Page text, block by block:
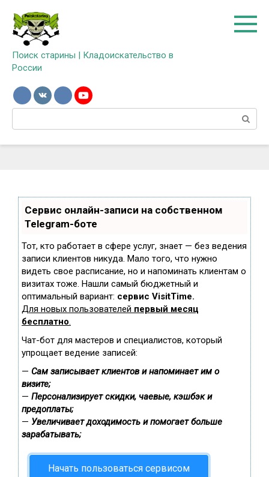
контенту
Поиск старины | Кладоискательство в
России
Сервис онлайн-записи на собственном
Telegram-боте
Тот, кто работает в сфере услуг, знает — без ведения
записи клиентов никуда. Мало того, что нужно
видеть свое расписание, но и напоминать клиентам о
визитах тоже. Нашли самый бюджетный и
оптимальный вариант: сервис VisitTime.
Для новых пользователей первый месяц
бесплатно.
Чат-бот для мастеров и специалистов, который
упрощает ведение записей:
— Сам записывает клиентов и напоминает им о
визите;
— Персонализирует скидки, чаевые, кэшбэк и
предоплаты;
— Увеличивает доходимость и помогает больше
зарабатывать;
Начать пользоваться сервисом